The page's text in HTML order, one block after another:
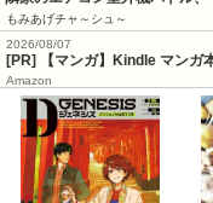
もみあげチャ～シュ～
2026/08/07
[PR] 【マンガ】Kindle マンガ
Amazon